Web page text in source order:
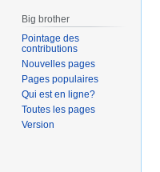
Big brother
Pointage des
contributions
Nouvelles pages
Pages populaires
Qui est en ligne?
Toutes les pages
Version